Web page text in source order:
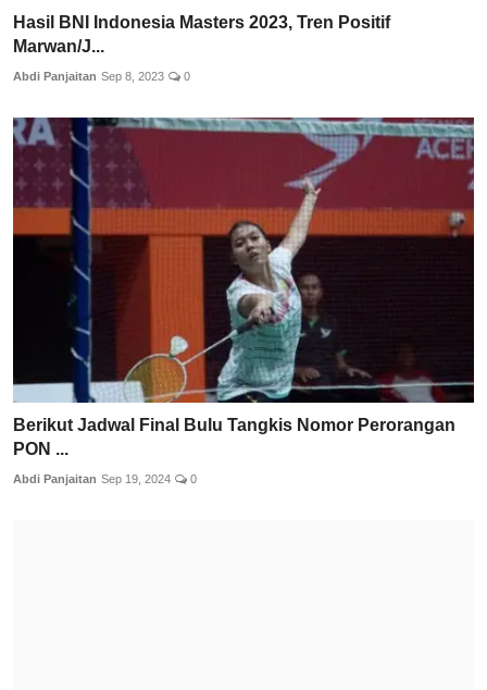
Hasil BNI Indonesia Masters 2023, Tren Positif
Marwan/J...
Abdi Panjaitan Sep 8, 2023 0
Berikut Jadwal Final Bulu Tangkis Nomor Perorangan
PON ...
Abdi Panjaitan Sep 19, 2024 0